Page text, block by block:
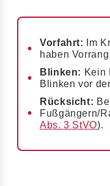
Vorfahrt:
Im
haben
Blinken: Kein
Blinken vor
Rücksicht:
Fußgängern/
Abs. 3 StVO).